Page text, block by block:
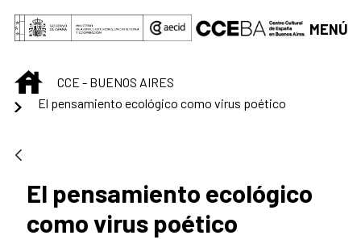
Saltar al contenido principal
MENÚ
INICIOCCE - BUENOS AIRES
El pensamiento ecológico como virus poético
El pensamiento ecológico
como virus poético